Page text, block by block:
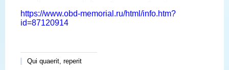
https://www.obd-memorial.ru/html/info.htm?
id=87120914
Qui quaerit, reperit